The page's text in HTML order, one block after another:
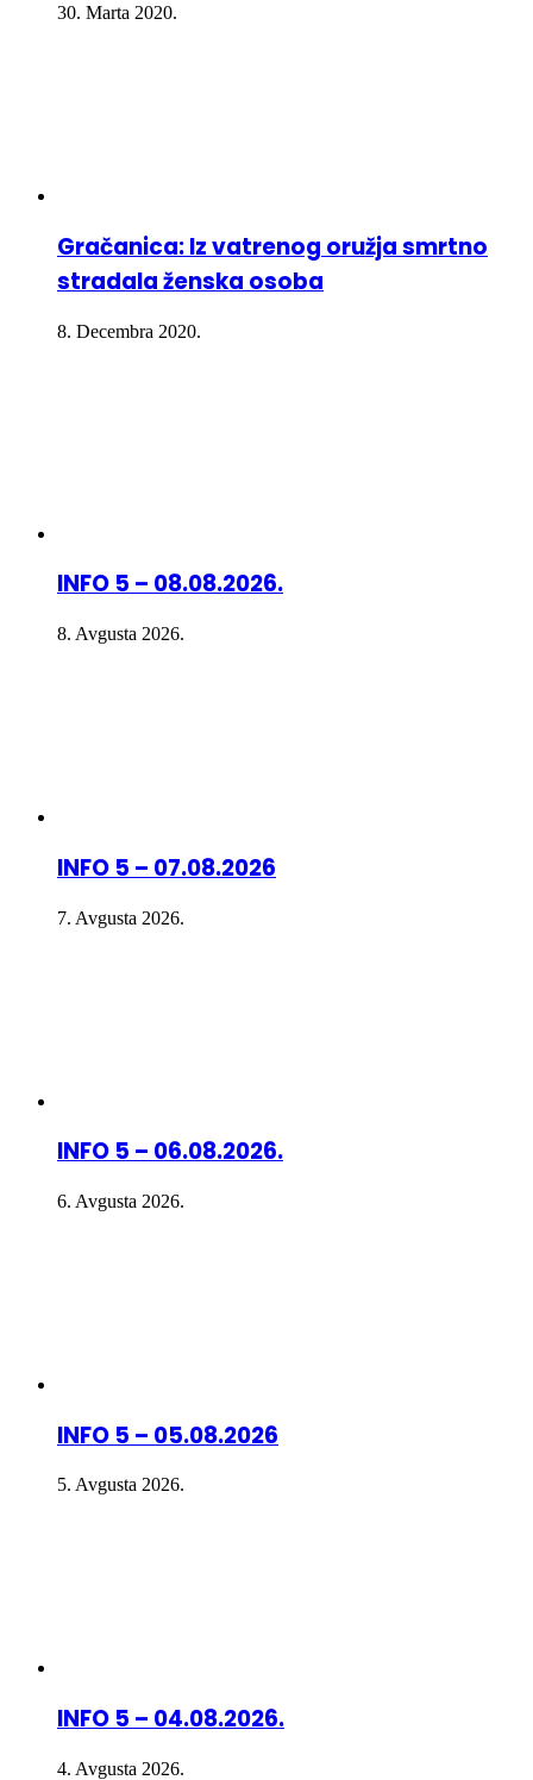
30. Marta 2020.
Gračanica: Iz vatrenog oružja smrtno
stradala ženska osoba
8. Decembra 2020.
INFO 5 – 08.08.2026.
8. Avgusta 2026.
INFO 5 – 07.08.2026
7. Avgusta 2026.
INFO 5 – 06.08.2026.
6. Avgusta 2026.
INFO 5 – 05.08.2026
5. Avgusta 2026.
INFO 5 – 04.08.2026.
4. Avgusta 2026.